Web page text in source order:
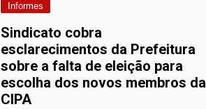
Informes
Sindicato cobra
esclarecimentos da Prefeitura
sobre a falta de eleição para
escolha dos novos membros da
CIPA